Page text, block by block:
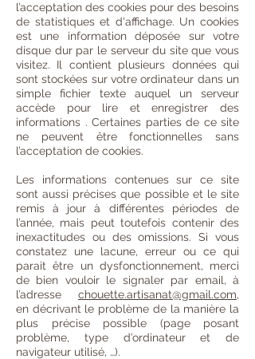
l’acceptation des cookies pour des besoins
de statistiques et d'affichage. Un cookies
est une information déposée sur votre
disque dur par le serveur du site que vous
visitez. Il contient plusieurs données qui
sont stockées sur votre ordinateur dans un
simple fichier texte auquel un serveur
accède pour lire et enregistrer des
informations . Certaines parties de ce site
ne peuvent être fonctionnelles sans
l’acceptation de cookies.
Les informations contenues sur ce site
sont aussi précises que possible et le site
remis à jour à différentes périodes de
l’année, mais peut toutefois contenir des
inexactitudes ou des omissions. Si vous
constatez une lacune, erreur ou ce qui
parait être un dysfonctionnement, merci
de bien vouloir le signaler par email, à
l’adresse chouette.artisanat@gmail.com,
en décrivant le problème de la manière la
plus précise possible (page posant
problème, type d’ordinateur et de
navigateur utilisé, …).